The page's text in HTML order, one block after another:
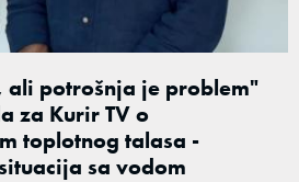
potrošnja je problem"
za Kurir TV o
toplotnog talasa -
sa vodom